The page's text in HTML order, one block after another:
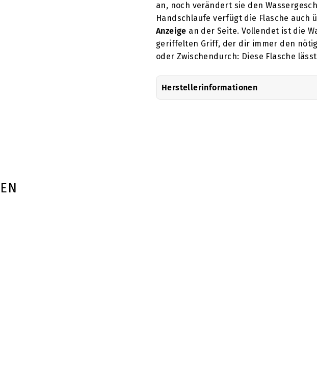
an, noch verändert sie den
Handschlaufe verfügt die Flasche auch
Anzeige an der Seite. Vollendet ist die
geriffelten Griff, der dir immer den
oder Zwischendurch: Diese Flasche
Herstellerinformationen